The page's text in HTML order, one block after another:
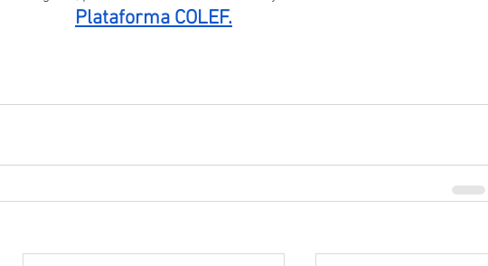
Plataforma COLEF.